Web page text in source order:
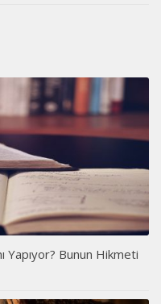
Yapıyor? Bunun Hikmeti